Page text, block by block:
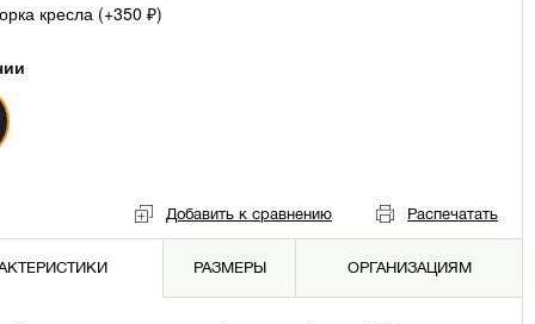
кресла (+350 ₽)
Добавить к сравнению Распечатать
РАЗМЕРЫ ОРГАНИЗАЦИЯМ